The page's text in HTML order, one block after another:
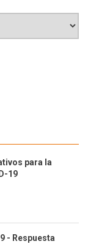
para la
19
- Respuesta